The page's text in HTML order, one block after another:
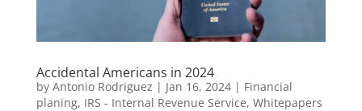
Accidental Americans in 2024
by Antonio Rodriguez | Jan 16, 2024| Financial
planing, IRS - Internal Revenue Service, Whitepapers